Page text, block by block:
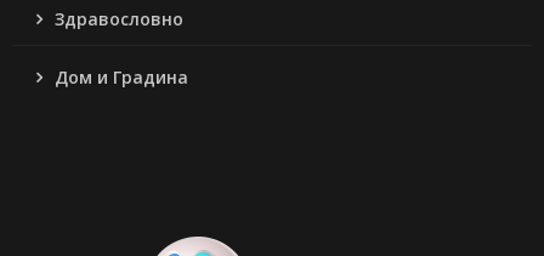
Здравословно
Дом и Градина